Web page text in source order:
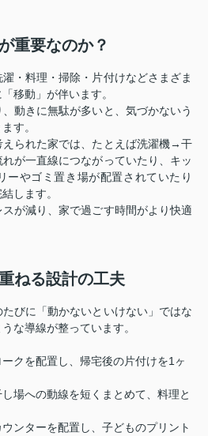
重要なのか？
・料理・掃除・片付けなどさまざま
移動」が伴います。
動きに無駄が多いと、気づかないう
す。
えられた家では、たとえば洗濯機→干
が一直線につながっていたり、キッ
ーやゴミ置き場が配置されていたり
します。
が減り、家で過ごす時間がより快適
ねる設計の工夫
びに「動かないといけない」ではな
な導線が整っています。
クを配置し、帰宅後の片付けを1ヶ
場への動線を短くまとめて、料理と
ンターを配置し、子どものプリント